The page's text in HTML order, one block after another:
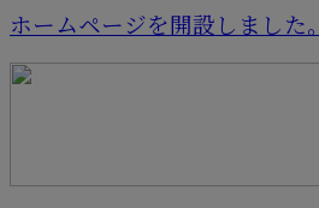
ホームページを開設しました。